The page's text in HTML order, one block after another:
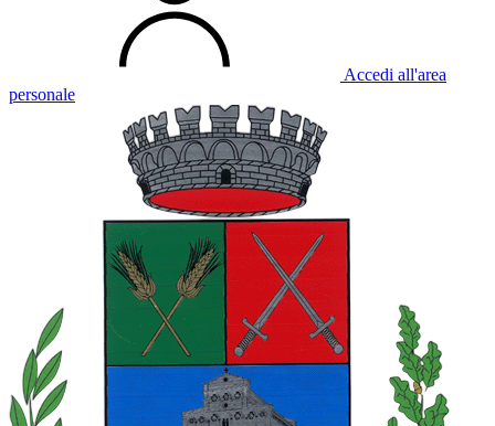
Accedi all'area
personale